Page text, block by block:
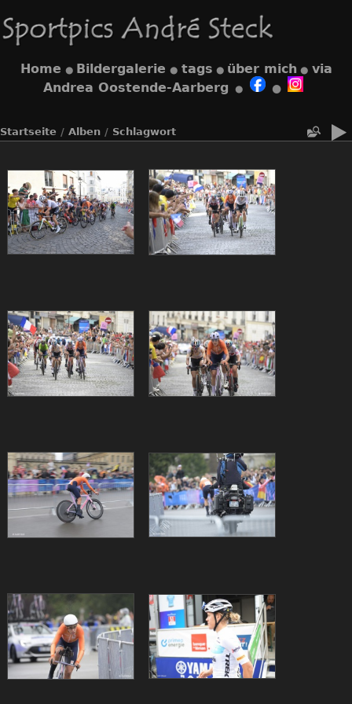
Home ● Bildergalerie ● tags ● über mich ● via
Andrea Oostende-Aarberg ● ●
Startseite / Alben / Schlagwort